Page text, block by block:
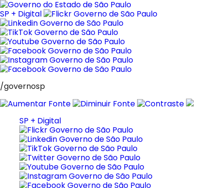
Pular
para
o
conteúdo
SP + Digital
/governosp
SP + Digital